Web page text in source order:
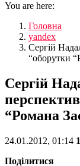
You are here:
Головна
yandex
Сергій
“оборутки
Сергій
“Романа
24.01.2012, 01:14
Поділитися